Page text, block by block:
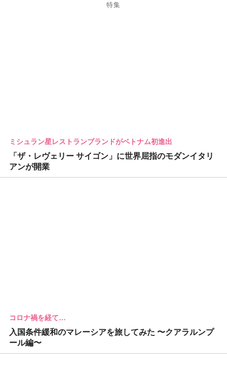
特集
ミシュラン星レストランブランドがベトナム初進出
「ザ・レヴェリー サイゴン」に世界屈指のモダンイタリ
アンが開業
コロナ禍を経て…
入国条件緩和のマレーシアを旅してみた 〜クアラルンプ
ール編〜